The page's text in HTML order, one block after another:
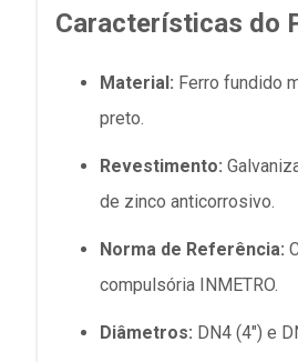
Características do
Material: Ferro fundido
preto.
Revestimento:
de zinco anticorrosivo.
Norma de Referência:
compulsória INMETRO.
Diâmetros: DN4 (4") e